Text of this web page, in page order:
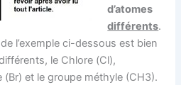
d’atomes
différents.
l’exemple ci-dessous est bien
le Chlore (Cl),
(Br) et le groupe méthyle (CH3).